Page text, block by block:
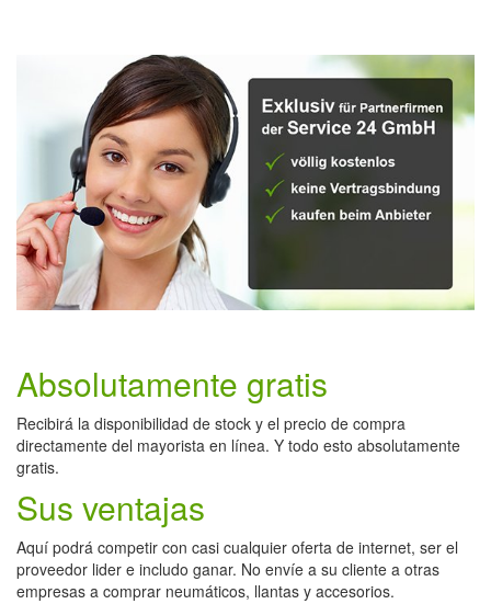
Absolutamente gratis
Recibirá la disponibilidad de stock y el precio de compra
directamente del mayorista en línea. Y todo esto absolutamente
gratis.
Sus ventajas
Aquí podrá competir con casi cualquier oferta de internet, ser el
proveedor lider e includo ganar. No envíe a su cliente a otras
empresas a comprar neumáticos, llantas y accesorios.